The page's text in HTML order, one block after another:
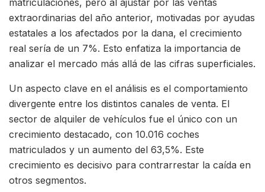
extraordinarias del año anterior, motivadas por ayudas
estatales a los afectados por la dana, el crecimiento
real sería de un 7%. Esto enfatiza la importancia de
analizar el mercado más allá de las cifras superficiales.
Un aspecto clave en el análisis es el comportamiento
divergente entre los distintos canales de venta. El
sector de alquiler de vehículos fue el único con un
crecimiento destacado, con 10.016 coches
matriculados y un aumento del 63,5%. Este
crecimiento es decisivo para contrarrestar la caída en
otros segmentos.